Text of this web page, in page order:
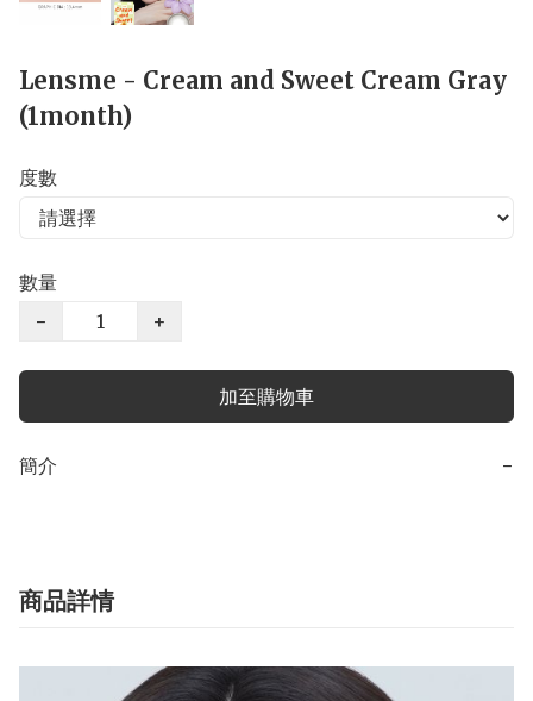
Lensme - Cream and Sweet Cream Gray
(1month)
度數
數量
−
+
加至購物車
簡介 −
商品詳情